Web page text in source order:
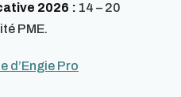
2026 : 14 – 20
PME.
d’Engie Pro